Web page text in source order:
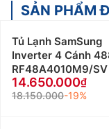
SẢN PHẨM
Tủ Lạnh SamSung
Inverter 4 Cánh
RF48A4010M9/SV
14.650.000
18.150.000-19%